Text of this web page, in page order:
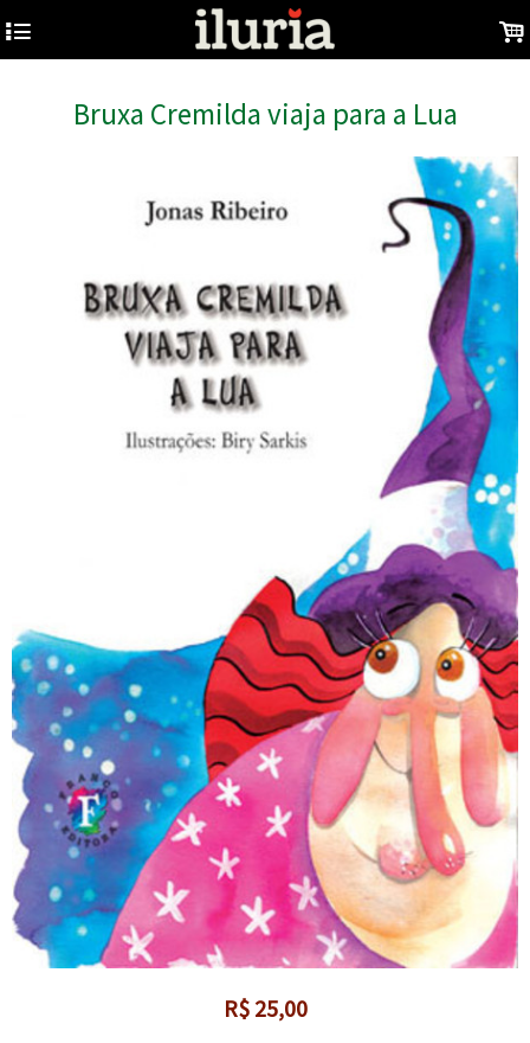
4 .
Bruxa Cremilda viaja para a Lua
R$ 25,00